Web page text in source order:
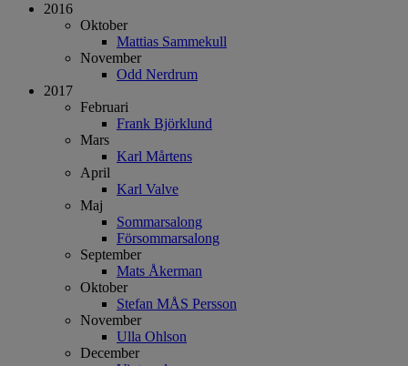
2016
Oktober
Mattias Sammekull
November
Odd Nerdrum
2017
Februari
Frank Björklund
Mars
Karl Mårtens
April
Karl Valve
Maj
Sommarsalong
Försommarsalong
September
Mats Åkerman
Oktober
Stefan MÅS Persson
November
Ulla Ohlson
December